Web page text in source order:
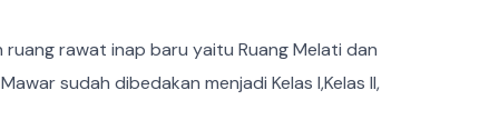
rawat inap baru yaitu Ruang Melati dan
sudah dibedakan menjadi Kelas I,Kelas II,